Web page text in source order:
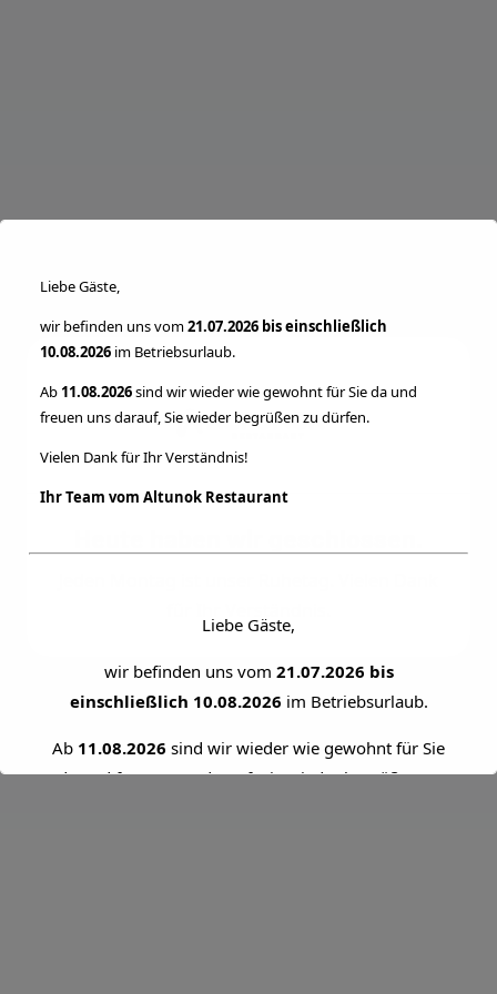
Liebe Gäste,
wir befinden uns vom21.07.2026 bis einschließlich
10.08.2026 im Betriebsurlaub.
Ab 11.08.2026sind wir wieder wie gewohnt für Sie da und
freuen uns darauf, Sie wieder begrüßen zu dürfen.
Vielen Dank für Ihr Verständnis!
Ihr Team vom Altunok Restaurant
Liebe Gäste,
wir befinden uns vom 21.07.2026 bis
einschließlich 10.08.2026 im Betriebsurlaub.
Ab 11.08.2026 sind wir wieder wie gewohnt für Sie
da und freuen uns darauf, Sie wieder begrüßen zu